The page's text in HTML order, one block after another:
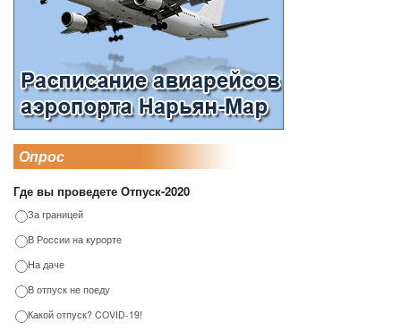
Опрос
Где вы проведете Отпуск-2020
За границей
В России на курорте
На даче
В отпуск не поеду
Какой отпуск? COVID-19!